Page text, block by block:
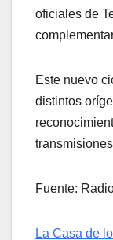
oficiales de
Este nuevo
distintos
Fuente:
La Casa de